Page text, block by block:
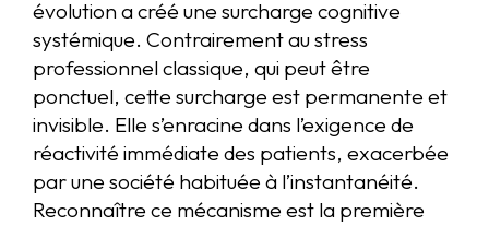
évolution a créé une surcharge cognitive
systémique. Contrairement au stress
professionnel classique, qui peut être
ponctuel, cette surcharge est permanente et
invisible. Elle s’enracine dans l’exigence de
réactivité immédiate des patients, exacerbée
par une société habituée à l’instantanéité.
Reconnaître ce mécanisme est la première